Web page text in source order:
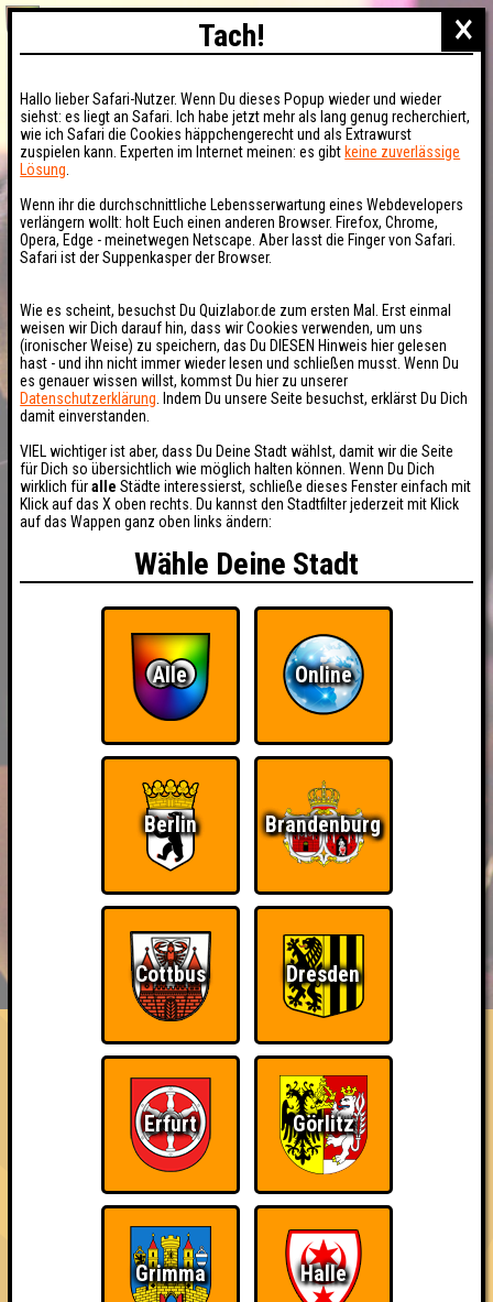
HIGHSCORE RESERVIERUNG
FAQ ÜBER UNS
changela bangela
Errungenschaften
Kleiner Hinweis: bei uns sind Teams, die in einem Stechen
verlieren, trotzdem auf dem 1. Platz - den haben sie sich
schließlich verdient! Entsprechend gibt es für diese auch
Errungenschaften für den 1. Platz.
×
Tach!
Hallo lieber Safari-Nutzer. Wenn Du dieses Popup wieder und wieder
siehst: es liegt an Safari. Ich habe jetzt mehr als lang genug recherchiert,
wie ich Safari die Cookies häppchengerecht und als Extrawurst
zuspielen kann. Experten im Internet meinen: es gibt keine zuverlässige
Lösung
Wenn ihr die durchschnittliche Lebensserwartung eines Webdevelopers
verlängern wollt: holt Euch einen anderen Browser. Firefox, Chrome,
Opera, Edge - meinetwegen Netscape. Aber lasst die Finger von Safari.
Safari ist der Suppenkasper der Browser.
Wie es scheint, besuchst Du Quizlabor.de zum ersten Mal. Erst einmal
weisen wir Dich darauf hin, dass wir Cookies verwenden, um uns
(ironischer Weise) zu speichern, das Du DIESEN Hinweis hier gelesen
hast - und ihn nicht immer wieder lesen und schließen musst. Wenn Du
es genauer wissen willst, kommst Du hier zu unserer
Datenschutzerklärung . Indem Du unsere Seite besuchst, erklärst Du Dich
damit einverstanden.
VIEL wichtiger ist aber, dass Du Deine Stadt wählst, damit wir die Seite
für Dich so übersichtlich wie möglich halten können. Wenn Du Dich
wirklich füralle Städte interessierst, schließe dieses Fenster einfach mit
Klick auf das X oben rechts. Du kannst den Stadtfilter jederzeit mit Klick
auf das Wappen ganz oben links ändern:
Wähle Deine Stadt
Alle Online
Berlin Brandenburg
Cottbus Dresden
Erfurt Görlitz
Grimma Halle